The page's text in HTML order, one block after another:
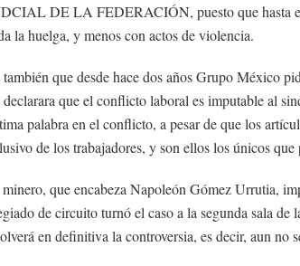
DE LA FEDERACIÓN, puesto que hasta
la huelga, y menos con actos de violencia.
que desde hace dos años Grupo México
que el conflicto laboral es imputable al
palabra en el conflicto, a pesar de que los
de los trabajadores, y son ellos los únicos
que encabeza Napoleón Gómez Urrutia,
de circuito turnó el caso a la segunda sala
en definitiva la controversia, es decir, aun no